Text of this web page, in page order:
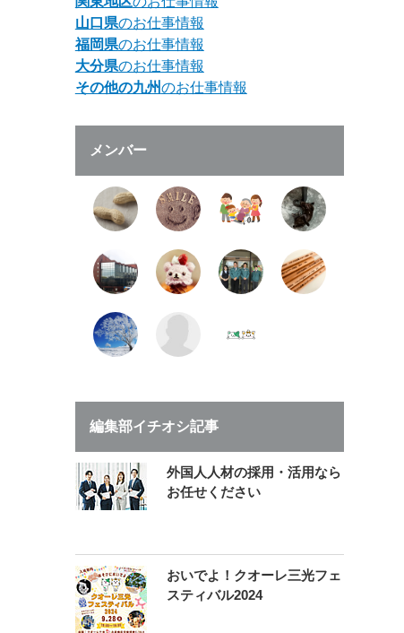
山口県のお仕事情報
福岡県のお仕事情報
大分県のお仕事情報
その他の九州のお仕事情報
メンバー
編集部イチオシ記事
外国人人材の採用・活用なら
お任せください
おいでよ！クオーレ三光フェ
スティバル2024